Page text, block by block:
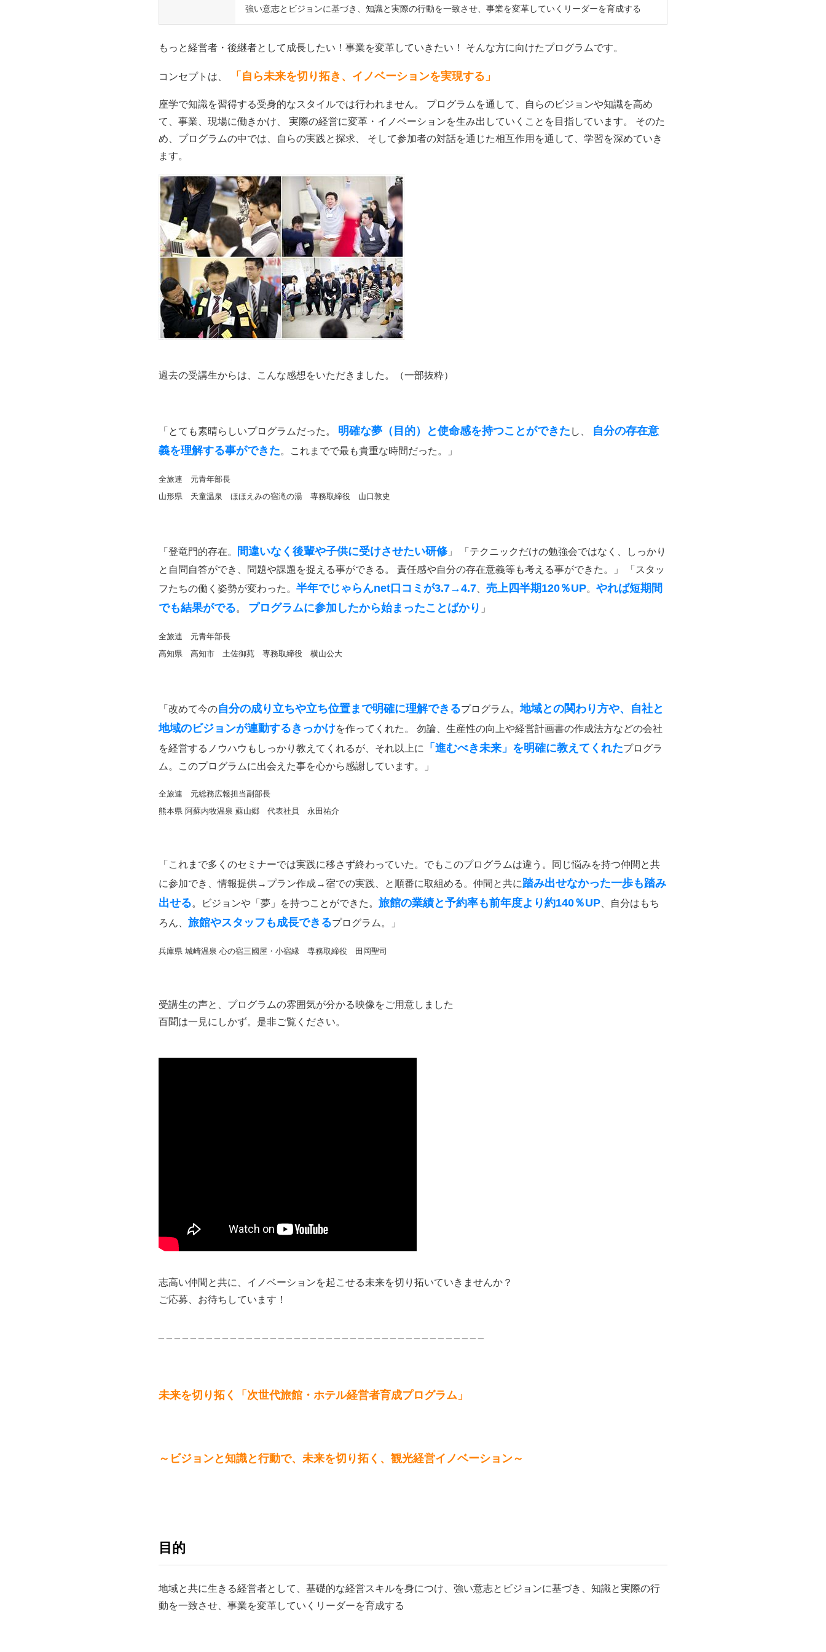
強い意志とビジョンに基づき、知識と実際の行動を一致させ、事業を変革していくリーダーを育成する
もっと経営者・後継者として成長したい！事業を変革していきたい！ そんな方に向けたプログラムです。
コンセプトは、 「自ら未来を切り拓き、イノベーションを実現する」
座学で知識を習得する受身的なスタイルでは行われません。 プログラムを通して、自らのビジョンや知識を高め
て、事業、現場に働きかけ、 実際の経営に変革・イノベーションを生み出していくことを目指しています。 そのた
め、プログラムの中では、自らの実践と探求、 そして参加者の対話を通じた相互作用を通して、学習を深めていき
ます。
過去の受講生からは、こんな感想をいただきました。（一部抜粋）
「とても素晴らしいプログラムだった。 明確な夢（目的）と使命感を持つことができた し、
自分の存在意
義を理解する事ができた。これまでで最も貴重な時間だった。」
全旅連 元青年部長
山形県 天童温泉 ほほえみの宿滝の湯 専務取締役 山口敦史
「登竜門的存在。 間違いなく後輩や子供に受けさせたい研修」 「テクニックだけの勉強会ではなく、しっかり
と自問自答ができ、問題や課題を捉える事ができる。 責任感や自分の存在意義等も考える事ができた。」 「スタッ
フたちの働く姿勢が変わった。 半年でじゃらんnet口コミが3.7→4.7 売上四半期120％UP。 やれば短期間
でも結果がでる。 プログラムに参加したから始まったことばかり 」
全旅連 元青年部長
高知県 高知市 土佐御苑 専務取締役 横山公大
「改めて今の自分の成り立ちや立ち位置まで明確に理解できるプログラム。地域との関わり方や、自社と
地域のビジョンが連動するきっかけを作ってくれた。 勿論、生産性の向上や経営計画書の作成法方などの会社
を経営するノウハウもしっかり教えてくれるが、それ以上に
「進むべき未来」を明確に教えてくれたプログラ
ム。このプログラムに出会えた事を心から感謝しています。」
全旅連 元総務広報担当副部長
熊本県 阿蘇内牧温泉 蘇山郷 代表社員 永田祐介
「これまで多くのセミナーでは実践に移さず終わっていた。でもこのプログラムは違う。同じ悩みを持つ仲間と共
に参加でき、情報提供→プラン作成→宿での実践、と順番に取組める。仲間と共に踏み出せなかった一歩も踏み
出せる。ビジョンや「夢」を持つことができた。 旅館の業績と予約率も前年度より約140％UP 、自分はもち
ろん、 旅館やスタッフも成長できるプログラム。」
兵庫県 城崎温泉 心の宿三國屋・小宿縁 専務取締役 田岡聖司
受講生の声と、プログラムの雰囲気が分かる映像をご用意しました
百聞は一見にしかず。是非ご覧ください。
志高い仲間と共に、イノベーションを起こせる未来を切り拓いていきませんか？
ご応募、お待ちしています！
未来を切り拓く「次世代旅館・ホテル経営者育成プログラム」
～ビジョンと知識と行動で、未来を切り拓く、観光経営イノベーション～
目的
地域と共に生きる経営者として、基礎的な経営スキルを身につけ、強い意志とビジョンに基づき、知識と実際の行
動を一致させ、事業を変革していくリーダーを育成する